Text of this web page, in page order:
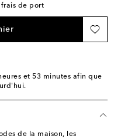
de port
et 53 minutes afin que
de la maison, les